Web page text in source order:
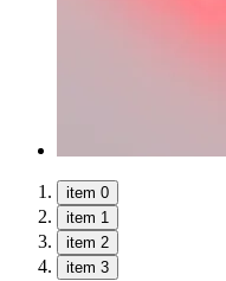
item 0
item 1
item 2
item 3